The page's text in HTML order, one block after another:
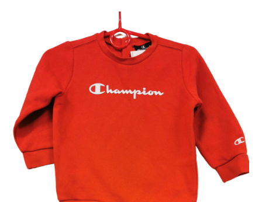
4,50 €.3,00 €.